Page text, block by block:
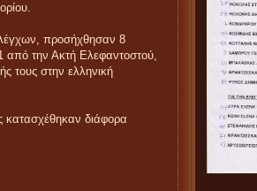
προσήχθησαν 8
από την Ακτή Ελεφαντοστού,
τους στην ελληνική
κατασχέθηκαν διάφορα